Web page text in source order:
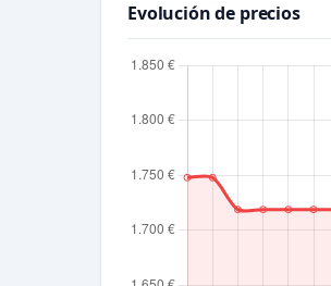
Evolución de precios